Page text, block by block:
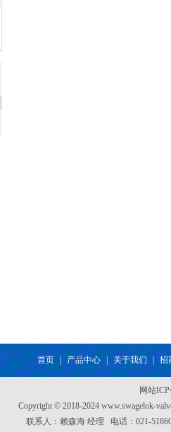
首页 | 产品中心 | 关于我们 | 招
网站
Copyright © 2018-2024 www.swagelok-
联系人：赖森海 经理 电话：021-